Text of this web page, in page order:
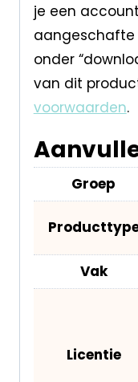
je een
aangeschafte
onder
van dit
voorwaarden.
Groep
Vak
Licentie